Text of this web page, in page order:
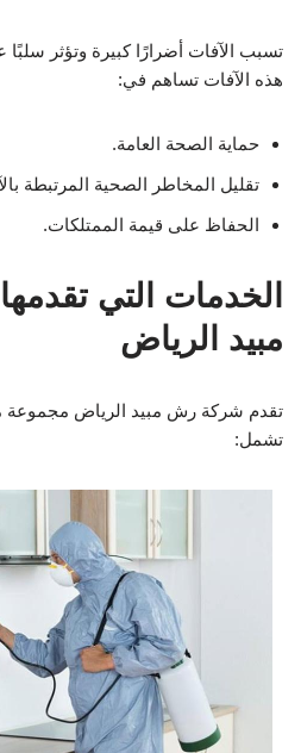
تسبب الآفات أضرارًا كبيرة وتؤثر
هذه الآفات تساهم في:
حماية الصحة العامة.
تقليل المخاطر الصحية المرتبطة
الحفاظ على قيمة الممتلكات.
الخدمات التي
مبيد الرياض
تقدم شركة رش مبيد الرياض مجموعة
تشمل: